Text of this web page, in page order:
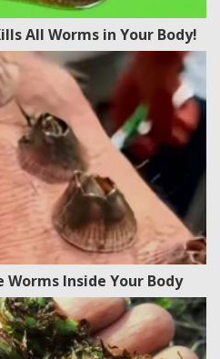
All Worms in Your Body!
Worms Inside Your Body